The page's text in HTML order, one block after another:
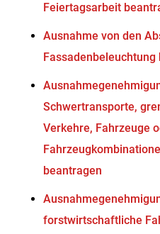
Feiertagsarbeit
Ausnahme von den
Fassadenbeleuchtung
Schwertransporte,
Verkehre, Fahrzeuge
beantragen
forstwirtschaftliche